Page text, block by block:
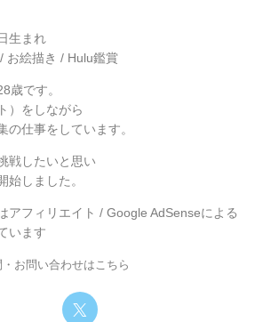
生まれ
お絵描き / Hulu鑑賞
歳です。
）をしながら
の仕事をしています。
戦したいと思い
始しました。
アフィリエイト / Google AdSenseによる
います
お問い合わせはこちら